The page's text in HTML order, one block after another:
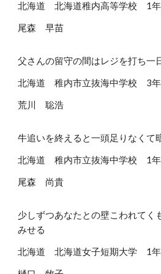
北海道 北海道稚内高等学校 1年
尾森 早苗
父さんの留守の間はレジを打ち一
北海道 稚内市立抜海中学校 3年
荒川 聡浩
牛追いを終えると一頭足りなくて
北海道 稚内市立抜海中学校 1年
尾森 尚貴
少しずつあなたとの壁こわれてく
みせる
北海道 北海道女子短期大学 1年